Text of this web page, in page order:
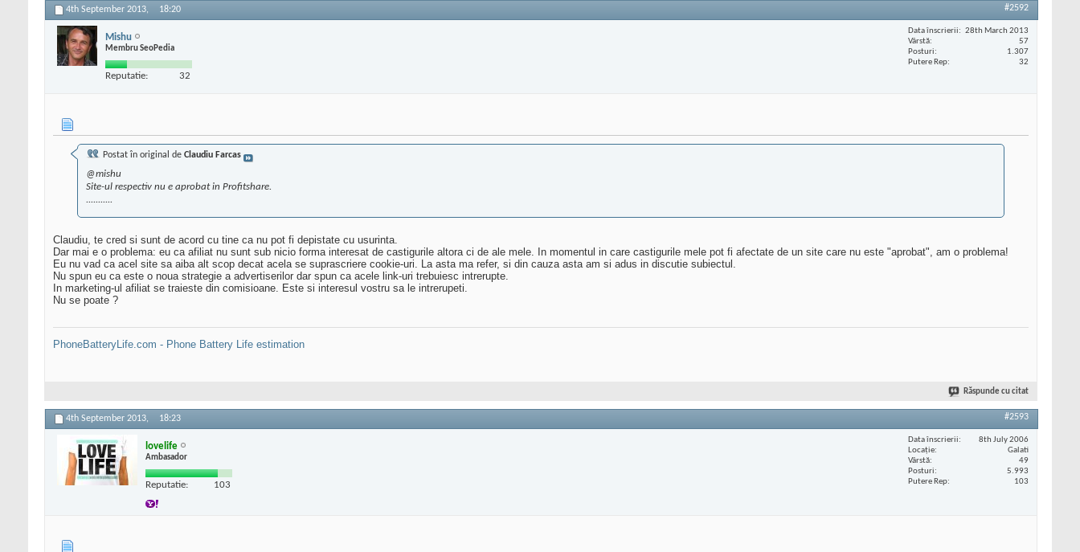
4th September 2013, 18:20 #2592
Mishu
Membru SeoPedia
Reputatie: 32
Data înscrierii
28th March 2013
Vârstă
57
Posturi
1.307
Putere Rep
32
Postat în original de Claudiu Farcas
@mishu
Site-ul respectiv nu e aprobat in Profitshare.
...........
Claudiu, te cred si sunt de acord cu tine ca nu pot fi depistate cu usurinta.
Dar mai e o problema: eu ca afiliat nu sunt sub nicio forma interesat de castigurile altora ci de ale mele. In momentul in care castigurile mele pot fi afectate de un site care nu este "aprobat", am o problema!
Eu nu vad ca acel site sa aiba alt scop decat acela se suprascriere cookie-uri. La asta ma refer, si din cauza asta am si adus in discutie subiectul.
Nu spun eu ca este o noua strategie a advertiserilor dar spun ca acele link-uri trebuiesc intrerupte.
In marketing-ul afiliat se traieste din comisioane. Este si interesul vostru sa le intrerupeti.
Nu se poate ?
PhoneBatteryLife.com - Phone Battery Life estimation
Răspunde cu citat
4th September 2013, 18:23 #2593
lovelife
Ambasador
Reputatie: 103
Data înscrierii
8th July 2006
Locaţie
Galati
Vârstă
49
Posturi
5.993
Putere Rep
103